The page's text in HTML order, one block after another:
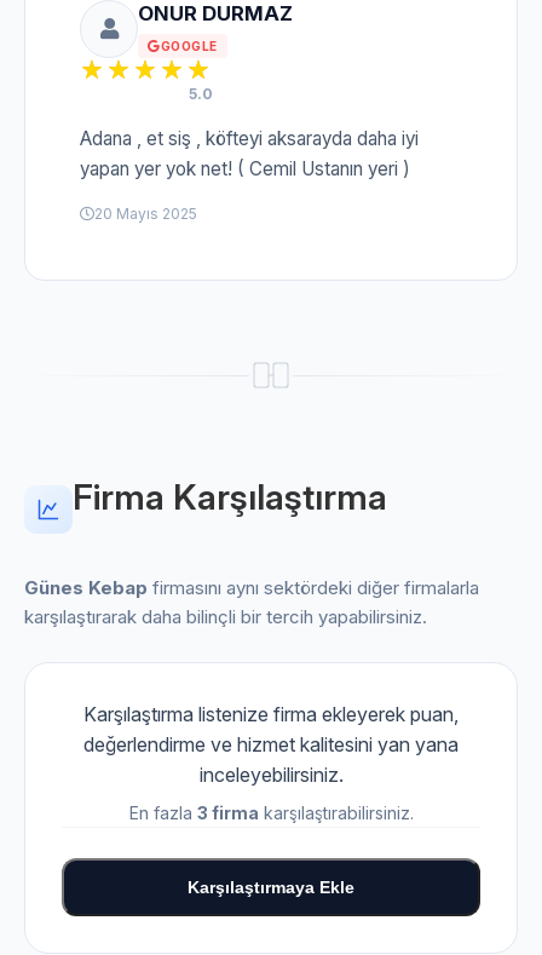
ONUR DURMAZ
GOOGLE
5.0
Adana , et siş , köfteyi aksarayda daha iyi
yapan yer yok net! ( Cemil Ustanın yeri )
20 Mayıs 2025
Firma Karşılaştırma
Günes Kebap firmasını aynı sektördeki diğer firmalarla
karşılaştırarak daha bilinçli bir tercih yapabilirsiniz.
Karşılaştırma listenize firma ekleyerek puan,
değerlendirme ve hizmet kalitesini yan yana
inceleyebilirsiniz.
En fazla 3 firma karşılaştırabilirsiniz.
Karşılaştırmaya Ekle